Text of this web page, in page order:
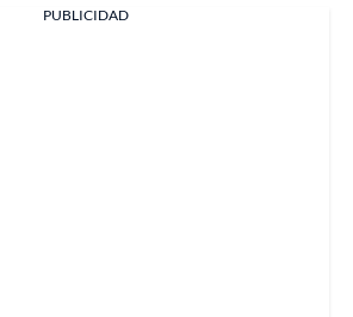
PUBLICIDAD